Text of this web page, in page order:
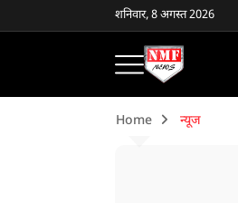
शनिवार, 8 अगस्त 2026
Home न्यूज